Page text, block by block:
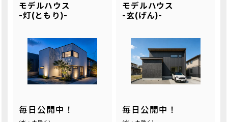
モデルハウス
-灯(ともり)-
毎日公開中！
モデルハウス
-玄(げん)-
毎日公開中！